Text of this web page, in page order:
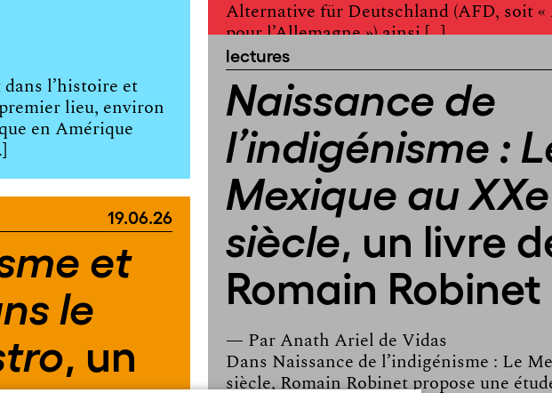
Alternative für Deutschland (AFD, soit
pour l’Allemagne ») ainsi […]
l’histoire et
lieu, environ
en Amérique
lectures
Naissance de
l’indigénisme :
Mexique au XXe
siècle, un livre
Romain Robinet
— Par Anath Ariel de Vidas
Dans Naissance de l’indigénisme : Le
siècle, Romain Robinet propose une
19.06.26
et
le
, un